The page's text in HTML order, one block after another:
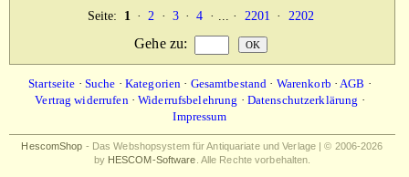
Seite: 1 · 2 · 3 · 4 · ... · 2201 · 2202
Gehe zu:
Startseite · Suche · Kategorien · Gesamtbestand · Warenkorb ·AGB ·
Vertrag widerrufen·Widerrufsbelehrung · Datenschutzerklärung ·
Impressum
HescomShop - Das Webshopsystem für Antiquariate und Verlage | © 2006-2026
by HESCOM-Software . Alle Rechte vorbehalten.